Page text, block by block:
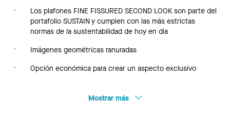
Los plafones FINE FISSURED SECOND LOOK son parte del
portafolio SUSTAIN y cumplen con las más estrictas
normas de la sustentabilidad de hoy en día
Imágenes geométricas ranuradas
Opción económica para crear un aspecto exclusivo
Mostrar más